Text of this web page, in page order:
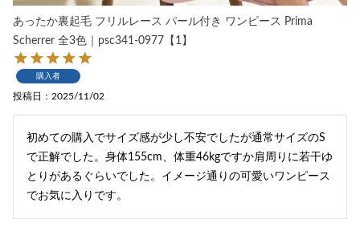
あったか裏起毛 フリルレース パール付き ワンピース Prima
Scherrer 全3色｜psc341-0977【1】
購入者
投稿日 2025/11/02
初めての購入でサイズ感が少し不安でしたが通常サイズのS
で正解でした。身体155cm、体重46kgですか肩周りに若干ゆ
とりがあるぐらいでした。イメージ通りの可愛いワンピース
でお気に入りです。